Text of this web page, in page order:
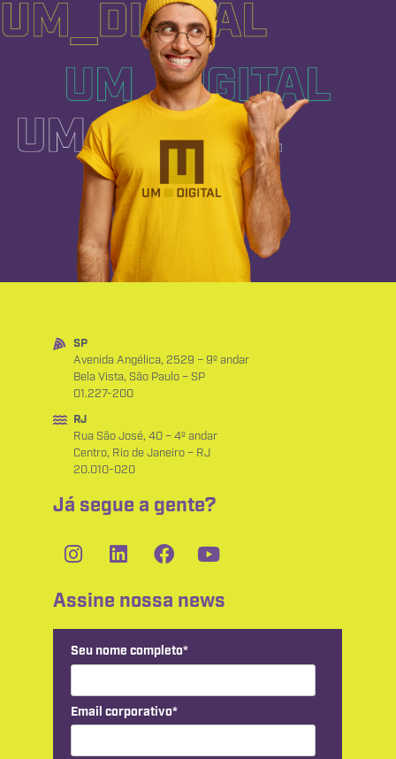
SP
Avenida Angélica, 2529 – 9º andar
Bela Vista, São Paulo – SP
01.227-200
RJ
Rua São José, 40 – 4º andar
Centro, Rio de Janeiro – RJ
20.010-020
Já segue a gente?
Assine nossa news
Seu nome completo*
Email corporativo*